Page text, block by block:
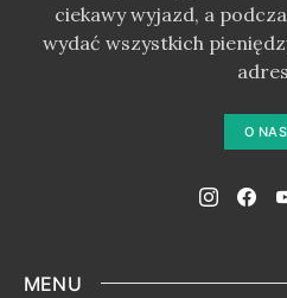
ciekawy wyjazd, a
wydać wszystkich
O NAS
MENU